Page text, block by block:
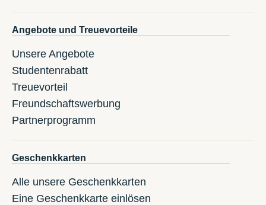
Angebote und Treuevorteile
Unsere Angebote
Studentenrabatt
Treuevorteil
Freundschaftswerbung
Partnerprogramm
Geschenkkarten
Alle unsere Geschenkkarten
Eine Geschenkkarte einlösen